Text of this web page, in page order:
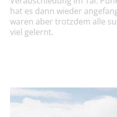
hat es dann wieder
waren aber trotzdem alle
viel gelernt.